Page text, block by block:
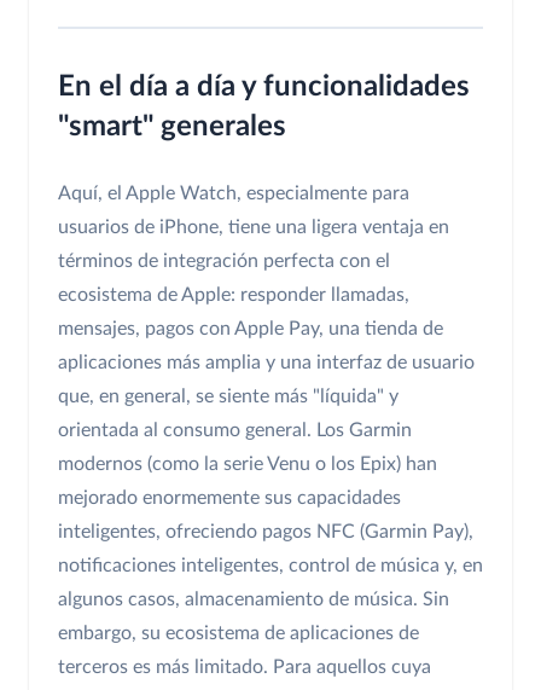
En el día a día y funcionalidades
"smart" generales
Aquí, el Apple Watch, especialmente para
usuarios de iPhone, tiene una ligera ventaja en
términos de integración perfecta con el
ecosistema de Apple: responder llamadas,
mensajes, pagos con Apple Pay, una tienda de
aplicaciones más amplia y una interfaz de usuario
que, en general, se siente más "líquida" y
orientada al consumo general. Los Garmin
modernos (como la serie Venu o los Epix) han
mejorado enormemente sus capacidades
inteligentes, ofreciendo pagos NFC (Garmin Pay),
notificaciones inteligentes, control de música y, en
algunos casos, almacenamiento de música. Sin
embargo, su ecosistema de aplicaciones de
terceros es más limitado. Para aquellos cuya